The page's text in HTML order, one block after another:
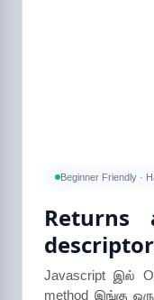
Beginner Friendly ·
Javascript இல்
method இங்கு